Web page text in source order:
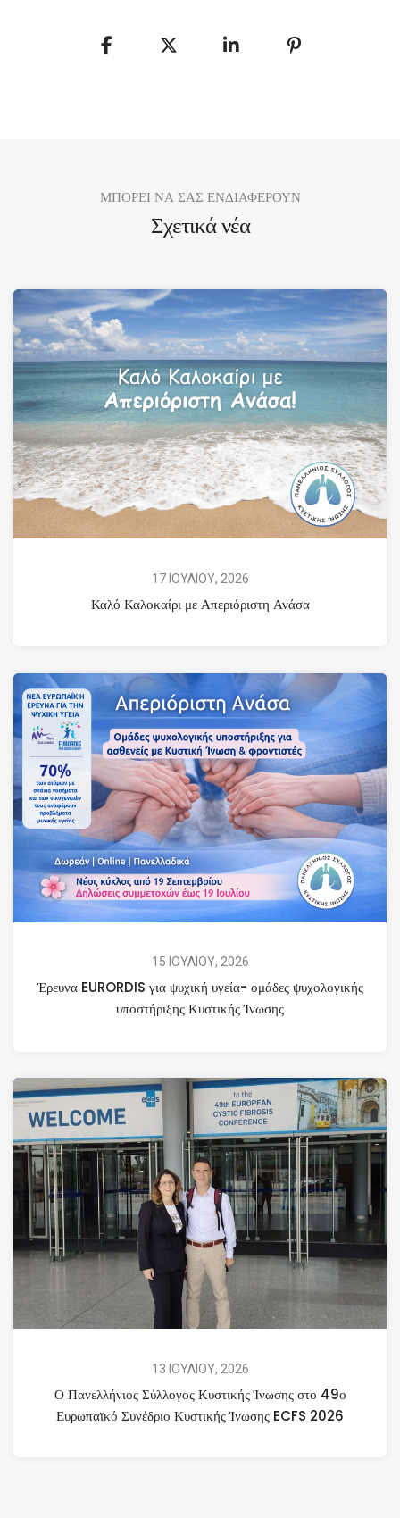
ΜΠΟΡΕΙ ΝΑ ΣΑΣ ΕΝΔΙΑΦΕΡΟΥΝ
Σχετικά νέα
17 ΙΟΥΛΙΟΥ, 2026
Καλό Καλοκαίρι με Απεριόριστη Ανάσα
15 ΙΟΥΛΙΟΥ, 2026
Έρευνα EURORDIS για ψυχική υγεία- ομάδες ψυχολογικής
υποστήριξης Κυστικής Ίνωσης
13 ΙΟΥΛΙΟΥ, 2026
Ο Πανελλήνιος Σύλλογος Κυστικής Ίνωσης στο 49ο
Ευρωπαϊκό Συνέδριο Κυστικής Ίνωσης ECFS 2026